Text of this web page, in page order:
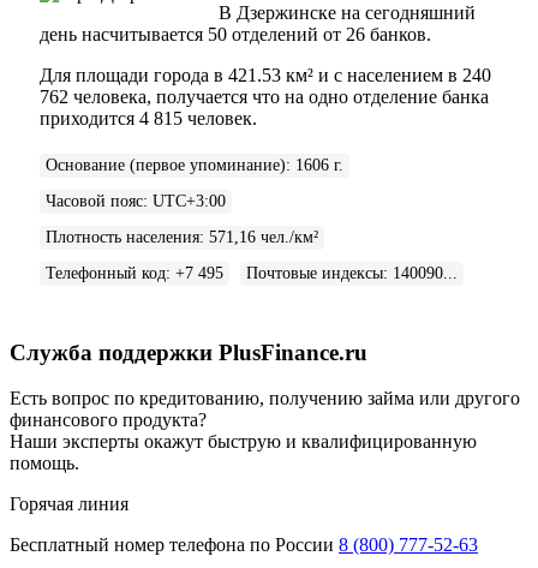
В Дзержинске на сегодняшний
день насчитывается 50 отделений от 26 банков.
Для площади города в 421.53 км² и с населением в 240
762 человека, получается что на одно отделение банка
приходится 4 815 человек.
Основание (первое упоминание): 1606 г.
Часовой пояс: UTC+3:00
Плотность населения: 571,16 чел./км²
Телефонный код: +7 495 Почтовые индексы: 140090...
Служба поддержки PlusFinance.ru
Есть вопрос по кредитованию, получению займа или другого
финансового продукта?
Наши эксперты окажут быструю и квалифицированную
помощь.
Горячая линия
Бесплатный номер телефона по России 8 (800) 777-52-63